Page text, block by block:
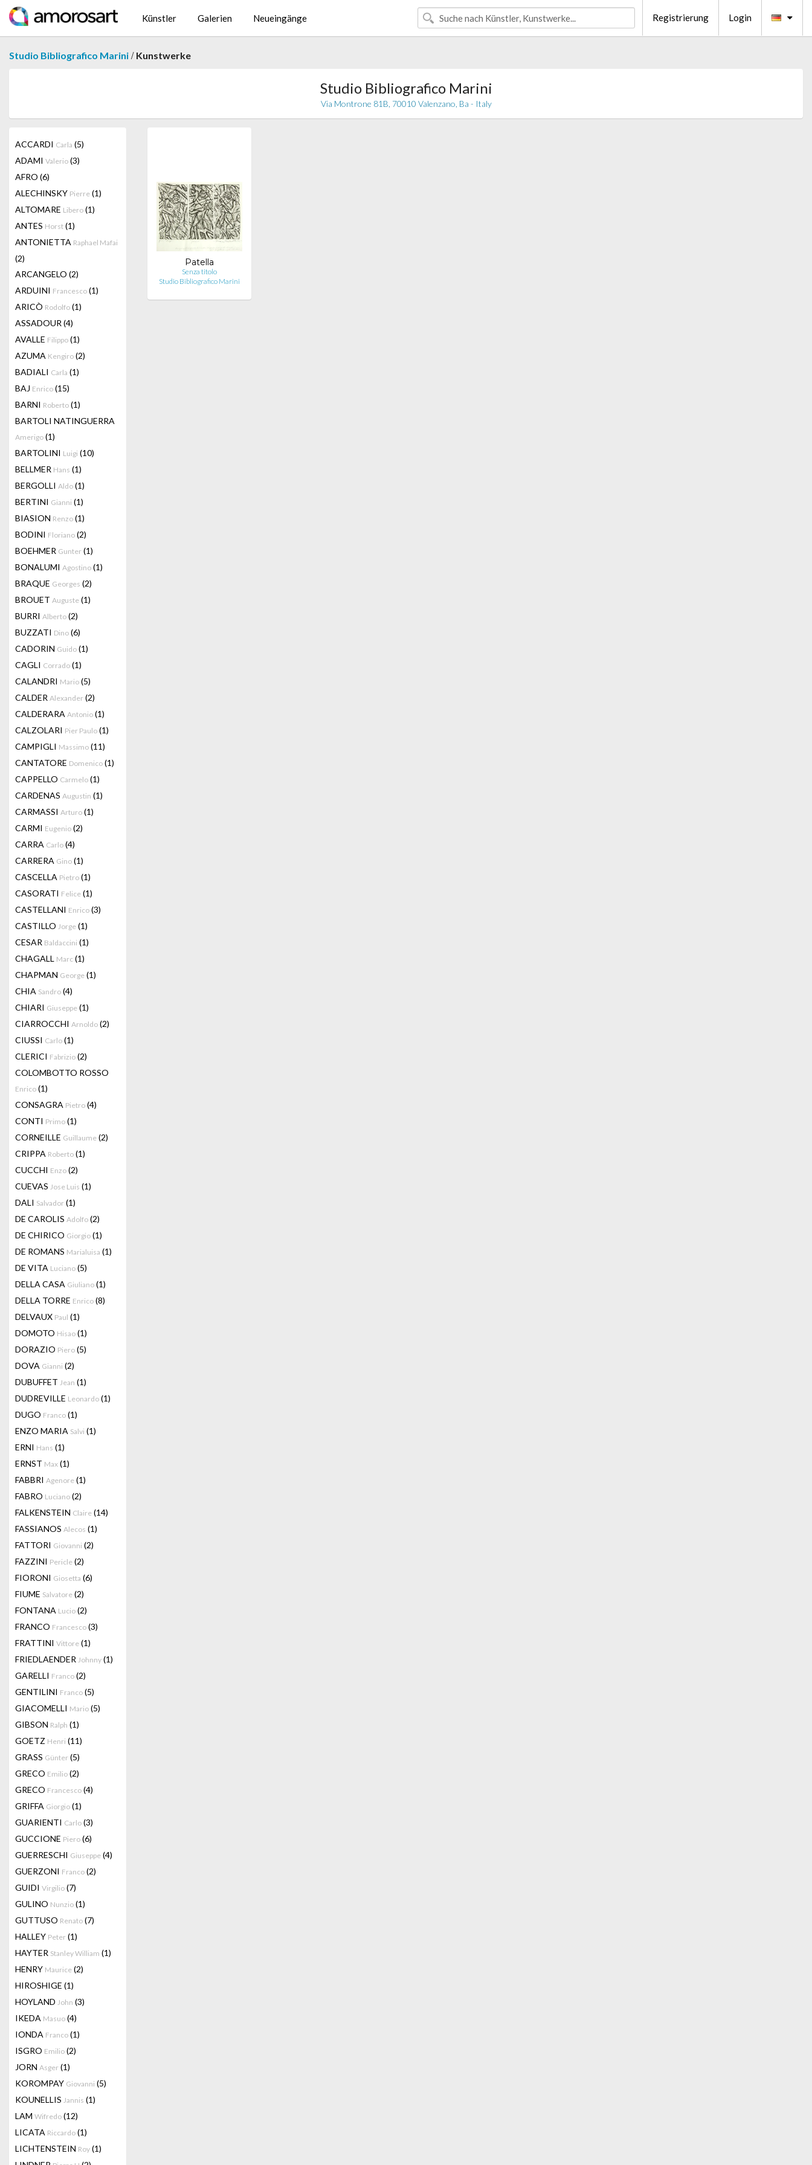
Künstler Galerien Neueingänge Registrierung Login
Studio Bibliografico Marini / Kunstwerke
Studio Bibliografico Marini
Via Montrone 81B, 70010 Valenzano, Ba - Italy
ACCARDI Carla (5)
ADAMI Valerio (3)
AFRO (6)
ALECHINSKY Pierre (1)
ALTOMARE Libero (1)
ANTES Horst (1)
ANTONIETTA Raphael Mafai
(2)
ARCANGELO (2)
ARDUINI Francesco (1)
ARICÒ Rodolfo (1)
ASSADOUR (4)
AVALLE Filippo (1)
AZUMA Kengiro (2)
BADIALI Carla (1)
BAJ Enrico (15)
BARNI Roberto (1)
BARTOLI NATINGUERRA
Amerigo (1)
BARTOLINI Luigi (10)
BELLMER Hans (1)
BERGOLLI Aldo (1)
BERTINI Gianni (1)
BIASION Renzo (1)
BODINI Floriano (2)
BOEHMER Gunter (1)
BONALUMI Agostino (1)
BRAQUE Georges (2)
BROUET Auguste (1)
BURRI Alberto (2)
BUZZATI Dino (6)
CADORIN Guido (1)
CAGLI Corrado (1)
CALANDRI Mario (5)
CALDER Alexander (2)
CALDERARA Antonio (1)
CALZOLARI Pier Paulo (1)
CAMPIGLI Massimo (11)
CANTATORE Domenico (1)
CAPPELLO Carmelo (1)
CARDENAS Augustin (1)
CARMASSI Arturo (1)
CARMI Eugenio (2)
CARRA Carlo (4)
CARRERA Gino (1)
CASCELLA Pietro (1)
CASORATI Felice (1)
CASTELLANI Enrico (3)
CASTILLO Jorge (1)
CESAR Baldaccini (1)
CHAGALL Marc (1)
CHAPMAN George (1)
CHIA Sandro (4)
CHIARI Giuseppe (1)
CIARROCCHI Arnoldo (2)
CIUSSI Carlo (1)
CLERICI Fabrizio (2)
COLOMBOTTO ROSSO
Enrico (1)
CONSAGRA Pietro (4)
CONTI Primo (1)
CORNEILLE Guillaume (2)
CRIPPA Roberto (1)
CUCCHI Enzo (2)
CUEVAS Jose Luis (1)
DALI Salvador (1)
DE CAROLIS Adolfo (2)
DE CHIRICO Giorgio (1)
DE ROMANS Marialuisa (1)
DE VITA Luciano (5)
DELLA CASA Giuliano (1)
DELLA TORRE Enrico (8)
DELVAUX Paul (1)
DOMOTO Hisao (1)
DORAZIO Piero (5)
DOVA Gianni (2)
DUBUFFET Jean (1)
DUDREVILLE Leonardo (1)
DUGO Franco (1)
ENZO MARIA Salvi (1)
ERNI Hans (1)
ERNST Max (1)
FABBRI Agenore (1)
FABRO Luciano (2)
FALKENSTEIN Claire (14)
FASSIANOS Alecos (1)
FATTORI Giovanni (2)
FAZZINI Pericle (2)
FIORONI Giosetta (6)
FIUME Salvatore (2)
FONTANA Lucio (2)
FRANCO Francesco (3)
FRATTINI Vittore (1)
FRIEDLAENDER Johnny (1)
GARELLI Franco (2)
GENTILINI Franco (5)
GIACOMELLI Mario (5)
GIBSON Ralph (1)
GOETZ Henri (11)
GRASS Günter (5)
GRECO Emilio (2)
GRECO Francesco (4)
GRIFFA Giorgio (1)
GUARIENTI Carlo (3)
GUCCIONE Piero (6)
GUERRESCHI Giuseppe (4)
GUERZONI Franco (2)
GUIDI Virgilio (7)
GULINO Nunzio (1)
GUTTUSO Renato (7)
HALLEY Peter (1)
HAYTER Stanley William (1)
HENRY Maurice (2)
HIROSHIGE (1)
HOYLAND John (3)
IKEDA Masuo (4)
IONDA Franco (1)
ISGRO Emilio (2)
JORN Asger (1)
KOROMPAY Giovanni (5)
KOUNELLIS Jannis (1)
LAM Wifredo (12)
LICATA Riccardo (1)
LICHTENSTEIN Roy (1)
Patella
Senza titolo
Studio Bibliografico Marini